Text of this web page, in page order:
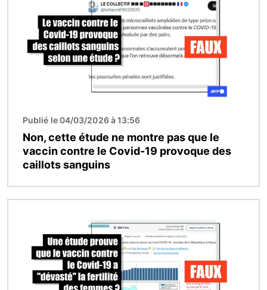
Publié le 04/03/2026 à 13:56
Non, cette étude ne montre pas que le
vaccin contre le Covid-19 provoque des
caillots sanguins